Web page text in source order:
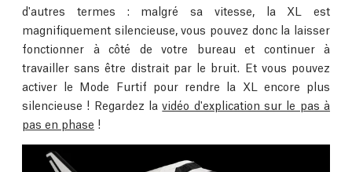
d'autres termes : malgré sa vitesse, la XL est
magnifiquement silencieuse, vous pouvez donc la laisser
fonctionner à côté de votre bureau et continuer à
travailler sans être distrait par le bruit. Et vous pouvez
activer le Mode Furtif pour rendre la XL encore plus
silencieuse ! Regardez lavidéo d'explication sur le pas à
pas en phase !